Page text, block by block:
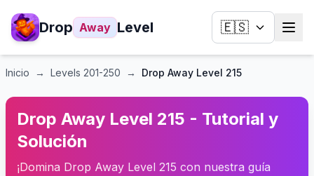
Drop Away Level 🇪🇸
Inicio → Levels 201-250 → Drop Away Level 215
Drop Away Level 215 - Tutorial y
Solución
¡Domina Drop Away Level 215 con nuestra guía